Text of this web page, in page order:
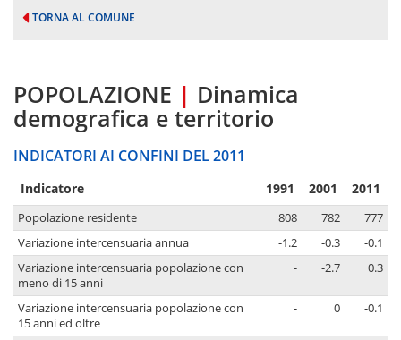
TORNA AL COMUNE
POPOLAZIONE | Dinamica
demografica e territorio
INDICATORI AI CONFINI DEL 2011
Indicatore 1991 2001 2011
Popolazione residente 808 782
777
Variazione intercensuaria annua
-1.2 -0.3
-0.1
Variazione intercensuaria popolazione con
meno di 15 anni
- -2.7 0.3
Variazione intercensuaria popolazione con
15 anni ed oltre
- 0 -0.1